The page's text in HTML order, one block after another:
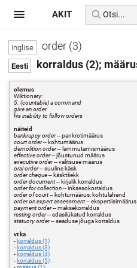
order (3)
korraldus (2);
olemus
Wiktionary:
5. (countable) a command
give an order
his inability to follow orders
näiteid
bankrupcy order-- pankrotimäärus
court order-- kohtumäärus
demolition order-- lammutamismäärus
effective order-- jõustunud määrus
executive order-- valitsuse määrus
oral order-- suuline käsk
order cheque-- käsktšekk
order document-- kirjalik korraldus
order for collection-- inkassokorraldus
order of court-- kohtumäärus; kohtulahend
order on expert assessment-- ekspertiisimäärus
payment order-- maksekorraldus
resting order-- edasilükatud korraldus
statuory order-- seaduse jõuga korraldus
vt ka
- korraldus (1)
- korraldus (3)
- korraldus (4)
- korraldus (5)
AKIT